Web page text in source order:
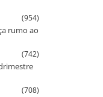
(954)
rumo ao
(742)
(708)